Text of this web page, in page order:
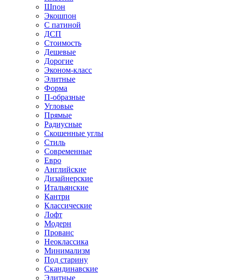
Шпон
Экошпон
С патиной
ДСП
Стоимость
Дешевые
Дорогие
Эконом-класс
Элитные
Форма
П-образные
Угловые
Прямые
Радиусные
Скошенные углы
Стиль
Современные
Евро
Английские
Дизайнерские
Итальянские
Кантри
Классические
Лофт
Модерн
Прованс
Неоклассика
Минимализм
Под старину
Скандинавские
Элитные